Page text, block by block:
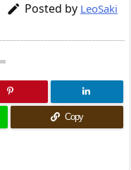
 Posted by LeoSaki
Copy